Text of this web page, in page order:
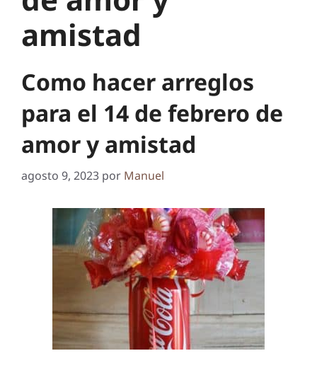
amistad
Como hacer arreglos
para el 14 de febrero de
amor y amistad
agosto 9, 2023 por Manuel